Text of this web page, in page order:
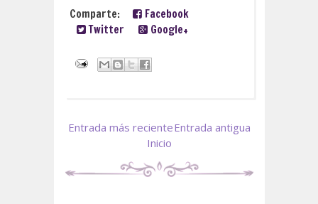
Comparte:
Facebook
Twitter
Google+
Entrada más recienteEntrada antigua
Inicio